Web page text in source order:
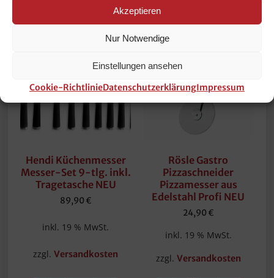
Akzeptieren
Nur Notwendige
Einstellungen ansehen
Cookie-RichtlinieDatenschutzerklärungImpressum
Hendi Küchenmesser
Messer-Set 9-tlg. inkl.
Tragetasche NEU
89,90 €
inkl. 19 % MwSt.
zzgl.Versandkosten
Rösle Gastro
Pizzaschneider
Pizzamesser aus
Edelstahl Profi NEU
24,90 €
inkl. 19 % MwSt.
zzgl. Versandkosten